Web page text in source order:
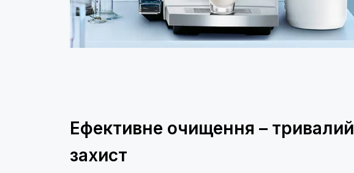
Ефективне очищення – тривалий
захист